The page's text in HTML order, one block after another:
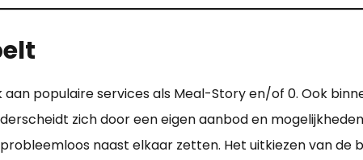
populaire services als Meal-Story en/of 0. Ook
zich door een eigen aanbod en
naast elkaar zetten. Het uitkiezen van de